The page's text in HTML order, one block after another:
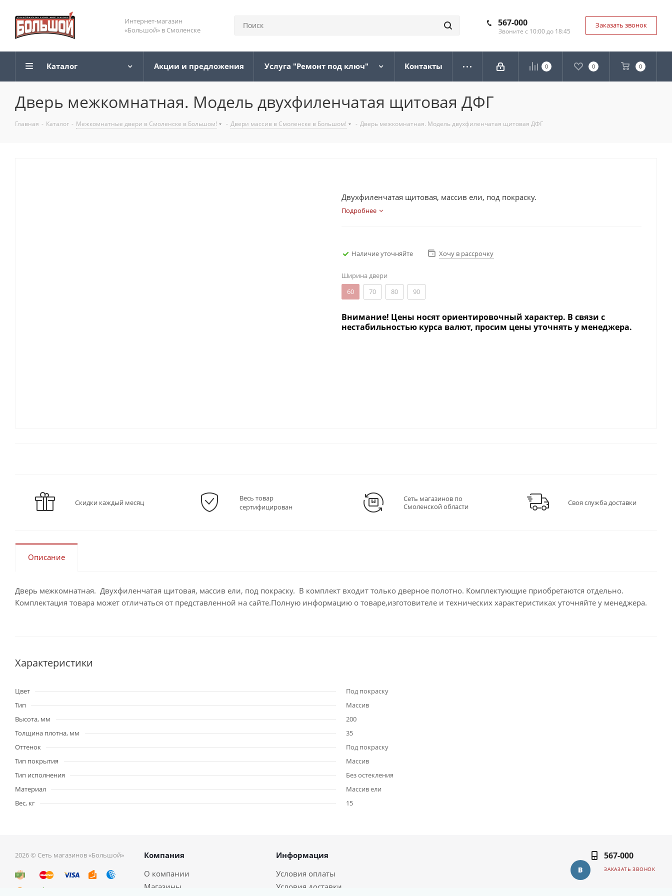
Интернет-магазин
«Большой» в Смоленске
567-000
Звоните с 10:00 до 18:45
Заказать звонок
0 0 0
Каталог Акции и предложения Услуга "Ремонт под ключ" Контакты
Дверь межкомнатная. Модель двухфиленчатая щитовая ДФГ
Главная - Каталог - Межкомнатные двери в Смоленске в Большом! - Двери массив в Смоленске в Большом! - Дверь межкомнатная. Модель двухфиленчатая щитовая ДФГ
Двухфиленчатая щитовая, массив ели, под покраску.
Подробнее
Наличие уточняйте Хочу в рассрочку
Ширина двери
60
70 80 90
Внимание! Цены носят ориентировочный характер. В связи с
нестабильностью курса валют, просим цены уточнять у менеджера.
Скидки каждый месяц
Весь товар
сертифицирован
Сеть магазинов по
Смоленской области
Своя служба доставки
Описание
Дверь межкомнатная. Двухфиленчатая щитовая, массив ели, под покраску. В комплект входит только дверное полотно. Комплектующие приобретаются отдельно.
Комплектация товара может отличаться от представленной на сайте.Полную информацию о товаре,изготовителе и технических характеристиках уточняйте у менеджера.
Характеристики
Цвет
Под покраску
Тип
Массив
Высота, мм
200
Толщина плотна, мм
35
Оттенок
Под покраску
Тип покрытия
Массив
Тип исполнения
Без остекления
Материал
Массив ели
Вес, кг
15
2026 © Сеть магазинов «Большой»
Компания
О компании
Магазины
Информация
Условия оплаты
Условия доставки
567-000
ЗАКАЗАТЬ ЗВОНОК